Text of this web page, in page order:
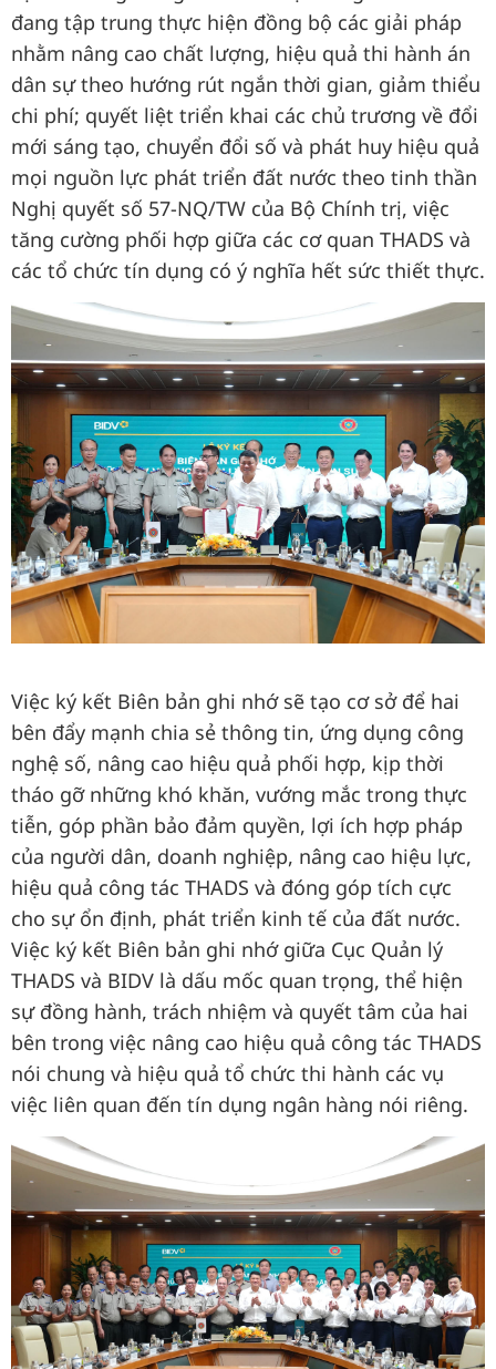
đang tập trung thực hiện đồng bộ các giải pháp
nhằm nâng cao chất lượng, hiệu quả thi hành án
dân sự theo hướng rút ngắn thời gian, giảm thiểu
chi phí; quyết liệt triển khai các chủ trương về đổi
mới sáng tạo, chuyển đổi số và phát huy hiệu quả
mọi nguồn lực phát triển đất nước theo tinh thần
Nghị quyết số 57-NQ/TW của Bộ Chính trị, việc
tăng cường phối hợp giữa các cơ quan THADS và
các tổ chức tín dụng có ý nghĩa hết sức thiết thực.
Việc ký kết Biên bản ghi nhớ sẽ tạo cơ sở để hai
bên đẩy mạnh chia sẻ thông tin, ứng dụng công
nghệ số, nâng cao hiệu quả phối hợp, kịp thời
tháo gỡ những khó khăn, vướng mắc trong thực
tiễn, góp phần bảo đảm quyền, lợi ích hợp pháp
của người dân, doanh nghiệp, nâng cao hiệu lực,
hiệu quả công tác THADS và đóng góp tích cực
cho sự ổn định, phát triển kinh tế của đất nước.
Việc ký kết Biên bản ghi nhớ giữa Cục Quản lý
THADS và BIDV là dấu mốc quan trọng, thể hiện
sự đồng hành, trách nhiệm và quyết tâm của hai
bên trong việc nâng cao hiệu quả công tác THADS
nói chung và hiệu quả tổ chức thi hành các vụ
việc liên quan đến tín dụng ngân hàng nói riêng.